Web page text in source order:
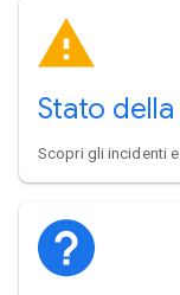
Stato
Scopri gli incidenti